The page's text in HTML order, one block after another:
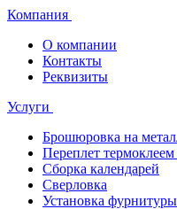
Компания
О компании
Контакты
Реквизиты
Услуги
Брошюровка на
Переплет термоклеем
Сборка календарей
Сверловка
Установка фурнитуры